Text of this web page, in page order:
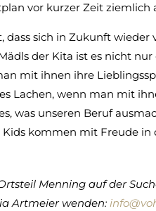
vor kurzer Zeit ziemlich
sich in Zukunft wieder
der Kita ist es nicht nur
mit ihnen ihre
Lachen, wenn man mit
was unseren Beruf
kommen mit Freude
Menning auf der
Artmeier wenden: